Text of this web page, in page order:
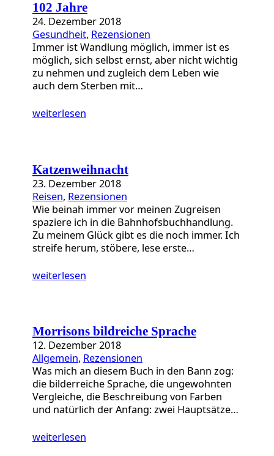
102 Jahre
24. Dezember 2018
Gesundheit, Rezensionen
Immer ist Wandlung möglich, immer ist es
möglich, sich selbst ernst, aber nicht wichtig
zu nehmen und zugleich dem Leben wie
auch dem Sterben mit…
weiterlesen
Katzenweihnacht
23. Dezember 2018
Reisen, Rezensionen
Wie beinah immer vor meinen Zugreisen
spaziere ich in die Bahnhofsbuchhandlung.
Zu meinem Glück gibt es die noch immer. Ich
streife herum, stöbere, lese erste…
weiterlesen
Morrisons bildreiche Sprache
12. Dezember 2018
Allgemein, Rezensionen
Was mich an diesem Buch in den Bann zog:
die bilderreiche Sprache, die ungewohnten
Vergleiche, die Beschreibung von Farben
und natürlich der Anfang: zwei Hauptsätze…
weiterlesen